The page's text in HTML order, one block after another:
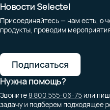
Новости Selectel
Присоединяйтесь — нам есть, о
продукты, проводим
Подписаться
Нужна помощь?
Звоните 8 800 555-06-75 или
задачу и подберем подходящее